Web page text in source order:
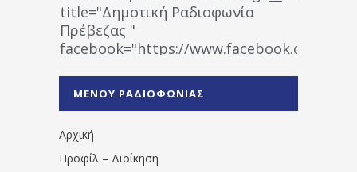
title="Δημοτική Ραδιοφωνία
Πρέβεζας "
facebook="https://www.facebook.com/
1531194763766854/" artist="" ]
ΜΕΝΟΥ ΡΑΔΙΟΦΩΝΙΑΣ
Αρχική
Προφίλ – Διοίκηση